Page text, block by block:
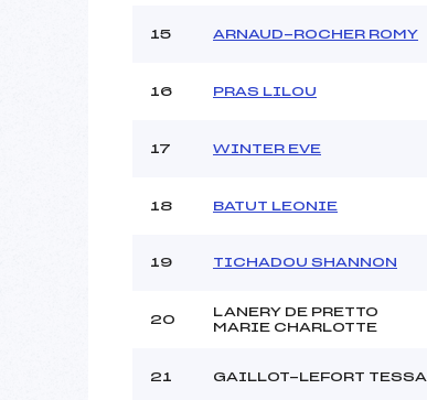
15 ARNAUD-ROCHER ROMY
16 PRAS LILOU
17 WINTER EVE
18 BATUT LEONIE
19 TICHADOU SHANNON
20
LANERY DE PRETTO
MARIE CHARLOTTE
21 GAILLOT-LEFORT TESSA